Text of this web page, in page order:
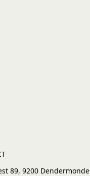
89, 9200 Dendermonde